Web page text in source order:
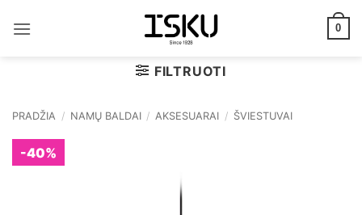
0
FILTRUOTI
PRADŽIA / NAMŲ BALDAI / AKSESUARAI / ŠVIESTUVAI
-40%